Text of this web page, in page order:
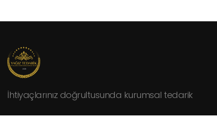
İhtiyaçlarınız doğrultusunda kurumsal tedarik